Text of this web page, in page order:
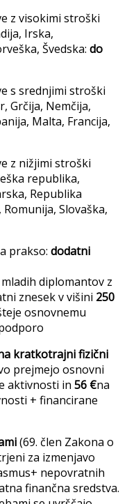
z visokimi stroški
Irska,
Švedska: do
s srednjimi stroški
Grčija, Nemčija,
Malta, Francija,
z nižjimi stroški
republika,
Republika
Slovaška,
prakso: dodatni
diplomantov z
znesek v višini 250
osnovnemu
kratkotrajni fizični
prejmejo osnovni
aktivnosti in 56 €na
+ financirane
(69. člen Zakona o
za izmenjavo
nepovratnih
finančna sredstva.